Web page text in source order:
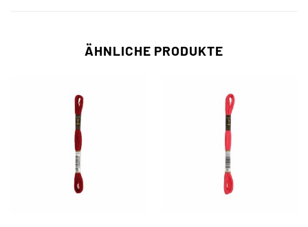
ÄHNLICHE PRODUKTE